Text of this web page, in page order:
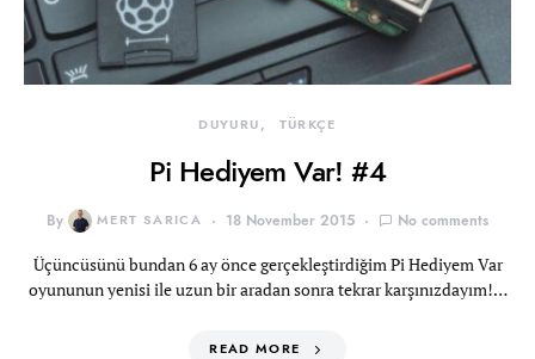
DUYURU TÜRKÇE
Pi Hediyem Var! #4
By MERT SARICA 18 November 2015 No comments
Üçüncüsünü bundan 6 ay önce gerçekleştirdiğim Pi Hediyem Var
oyununun yenisi ile uzun bir aradan sonra tekrar karşınızdayım!…
READ MORE